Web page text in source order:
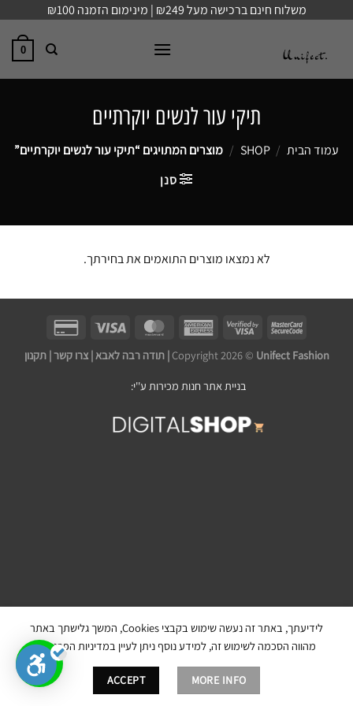
content
משלוח חינם ברכישה מעל ₪249 | מינימום הזמנה ₪100
0
תיקי עור לנשים יוקרתיים
עמוד הבית /
SHOP
/ מוצרים המתויגים “תיקי עור לנשים יוקרתיים”
סנן
לא נמצאו מוצרים התואמים את בחירתך.
Copyright 2026 © Unifect Fashion | תודה רבה לאבא | צרו קשר|תקנון
בניית אתר חנות מכירות ע''י:
לידיעתך, באתר זה נעשה שימוש בקבצי Cookies, המשך גלישתך באתר
מהווה הסכמה לשימוש זה, למידע נוסף ניתן לעיין במדיניות הפרטיות.
MORE INFO
ACCEPT